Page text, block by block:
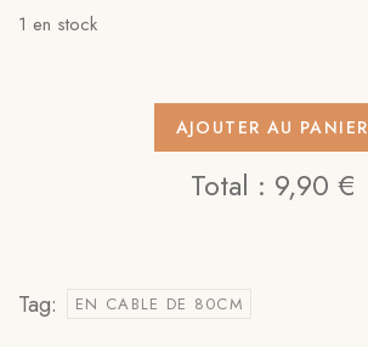
1 en stock
AJOUTER AU PANIER
Total : 9,90 €
Tag: EN CABLE DE 80CM